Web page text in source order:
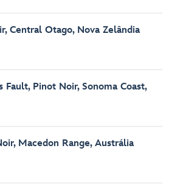
Central Otago, Nova Zelândia
Fault, Pinot Noir, Sonoma Coast,
Macedon Range, Austrália